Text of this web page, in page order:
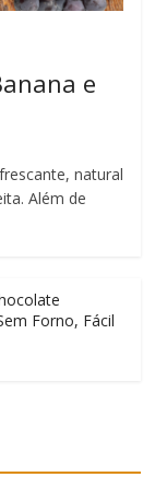
e
natural
Além de
Forno, Fácil